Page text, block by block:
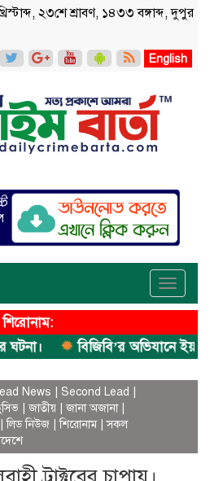
২৩শে শ্রাবণ, ১৪৩৩ বঙ্গাব্দ, দুপুর
English
Toggle
শিরোনাম:
বিজিবি’র অভিযানে ইয়াবা
News Second Lead
|জাতীয় |জানা অজানা|
লিড নিউজ |শিরোনাম|সকল